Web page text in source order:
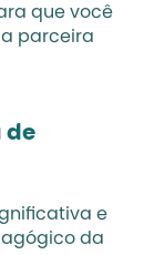
que você
parceira
de
e
da